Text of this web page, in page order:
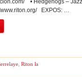
• Hedgehogs –
EXPOS: …
Riton la